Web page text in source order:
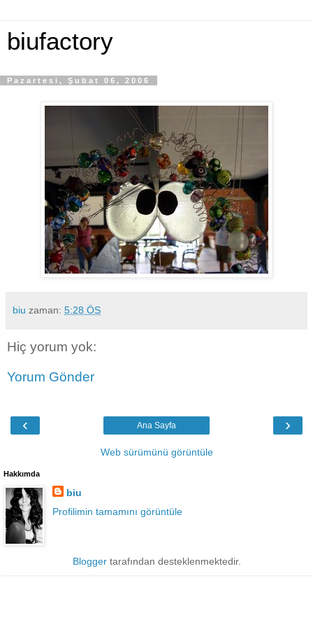
biufactory
Pazartesi, Şubat 06, 2006
biu zaman: 5:28 ÖS
Hiç yorum yok:
Yorum Gönder
‹ ›
Ana Sayfa
Web sürümünü görüntüle
Hakkımda
biu
Profilimin tamamını görüntüle
Bloggertarafından desteklenmektedir.